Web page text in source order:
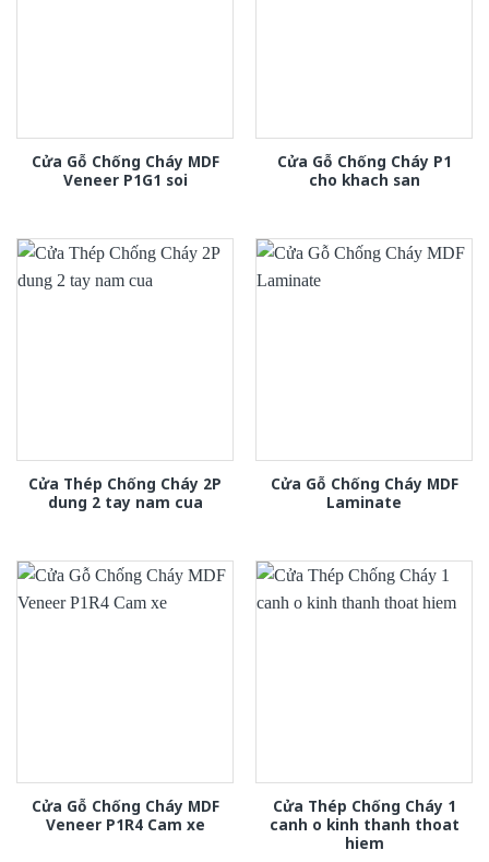
Cửa Gỗ Chống Cháy MDF
Veneer P1G1 soi
Cửa Gỗ Chống Cháy P1
cho khach san
Cửa Thép Chống Cháy 2P
dung 2 tay nam cua
Cửa Gỗ Chống Cháy MDF
Laminate
Cửa Gỗ Chống Cháy MDF
Veneer P1R4 Cam xe
Cửa Thép Chống Cháy 1
canh o kinh thanh thoat
hiem